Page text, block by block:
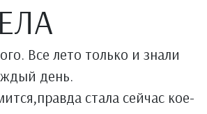
Все лето только и знали
день.
стала сейчас кое-